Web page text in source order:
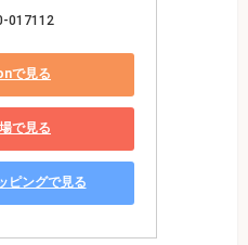
017112
で見る
で見る
ピングで見る